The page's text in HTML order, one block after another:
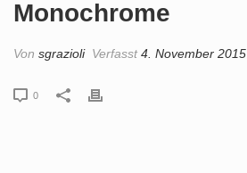
Monochrome
Von sgrazioli Verfasst4. November 2015
0